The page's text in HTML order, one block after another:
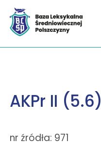
AKPr II (5.6)
nr źródła: 971